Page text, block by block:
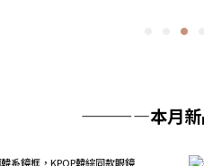
————本月